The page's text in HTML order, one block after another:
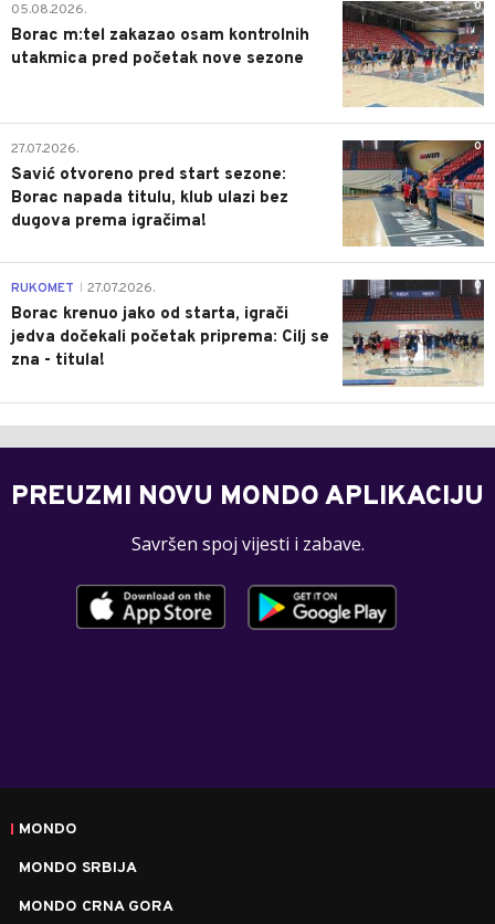
0
05.08.2026.
Borac m:tel zakazao osam kontrolnih
utakmica pred početak nove sezone
0
27.07.2026.
Savić otvoreno pred start sezone:
Borac napada titulu, klub ulazi bez
dugova prema igračima!
0
RUKOMET 27.07.2026.
Borac krenuo jako od starta, igrači
jedva dočekali početak priprema: Cilj se
zna - titula!
PREUZMI NOVU MONDO APLIKACIJU
Savršen spoj vijesti i zabave.
MONDO
MONDO SRBIJA
MONDO CRNA GORA